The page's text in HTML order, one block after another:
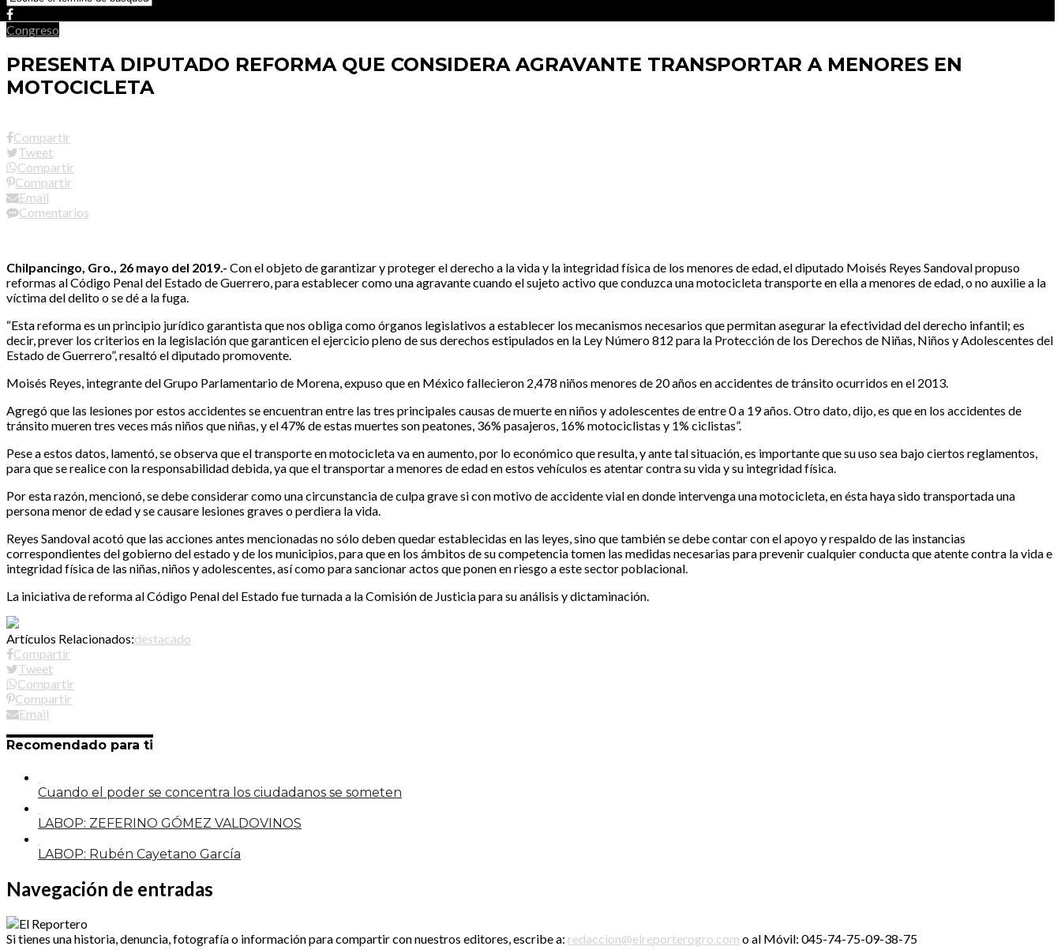
Congreso
PRESENTA DIPUTADO REFORMA QUE CONSIDERA AGRAVANTE TRANSPORTAR A MENORES EN
MOTOCICLETA
Compartir
Tweet
Compartir
Compartir
Email
Comentarios
Chilpancingo, Gro., 26 mayo del 2019.- Con el objeto de garantizar y proteger el derecho a la vida y la integridad física de los menores de edad, el diputado Moisés Reyes Sandoval propuso
reformas al Código Penal del Estado de Guerrero, para establecer como una agravante cuando el sujeto activo que conduzca una motocicleta transporte en ella a menores de edad, o no auxilie a la
víctima del delito o se dé a la fuga.
“Esta reforma es un principio jurídico garantista que nos obliga como órganos legislativos a establecer los mecanismos necesarios que permitan asegurar la efectividad del derecho infantil; es
decir, prever los criterios en la legislación que garanticen el ejercicio pleno de sus derechos estipulados en la Ley Número 812 para la Protección de los Derechos de Niñas, Niños y Adolescentes del
Estado de Guerrero”, resaltó el diputado promovente.
Moisés Reyes, integrante del Grupo Parlamentario de Morena, expuso que en México fallecieron 2,478 niños menores de 20 años en accidentes de tránsito ocurridos en el 2013.
Agregó que las lesiones por estos accidentes se encuentran entre las tres principales causas de muerte en niños y adolescentes de entre 0 a 19 años. Otro dato, dijo, es que en los accidentes de
tránsito mueren tres veces más niños que niñas, y el 47% de estas muertes son peatones, 36% pasajeros, 16% motociclistas y 1% ciclistas”.
Pese a estos datos, lamentó, se observa que el transporte en motocicleta va en aumento, por lo económico que resulta, y ante tal situación, es importante que su uso sea bajo ciertos reglamentos,
para que se realice con la responsabilidad debida, ya que el transportar a menores de edad en estos vehículos es atentar contra su vida y su integridad física.
Por esta razón, mencionó, se debe considerar como una circunstancia de culpa grave si con motivo de accidente vial en donde intervenga una motocicleta, en ésta haya sido transportada una
persona menor de edad y se causare lesiones graves o perdiera la vida.
Reyes Sandoval acotó que las acciones antes mencionadas no sólo deben quedar establecidas en las leyes, sino que también se debe contar con el apoyo y respaldo de las instancias
correspondientes del gobierno del estado y de los municipios, para que en los ámbitos de su competencia tomen las medidas necesarias para prevenir cualquier conducta que atente contra la vida e
integridad física de las niñas, niños y adolescentes, así como para sancionar actos que ponen en riesgo a este sector poblacional.
La iniciativa de reforma al Código Penal del Estado fue turnada a la Comisión de Justicia para su análisis y dictaminación.
Artículos Relacionados:destacado
Compartir
Tweet
Compartir
Compartir
Email
Recomendado para ti
Cuando el poder se concentra los ciudadanos se someten
LABOP: ZEFERINO GÓMEZ VALDOVINOS
LABOP: Rubén Cayetano García
Navegación de entradas
Si tienes una historia, denuncia, fotografía o información para compartir con nuestros editores, escribe a: redaccion@elreporterogro.com o al Móvil: 045-74-75-09-38-75